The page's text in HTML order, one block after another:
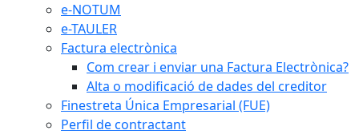
e-NOTUM
e-TAULER
Factura electrònica
Com crear i enviar una Factura Electrònica?
Alta o modificació de dades del creditor
Finestreta Única Empresarial (FUE)
Perfil de contractant